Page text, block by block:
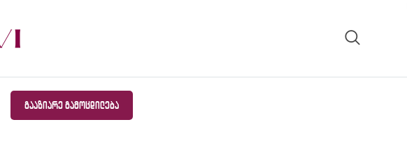
ᲒᲐᲐᲖᲘᲐᲠᲔ ᲒᲐᲛᲝᲪᲓᲘᲚᲔᲑᲐ